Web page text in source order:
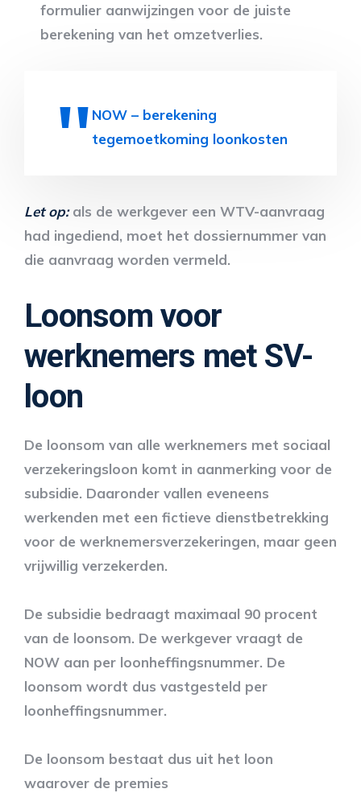
formulier aanwijzingen voor de juiste
berekening van het omzetverlies.
NOW – berekening
tegemoetkoming loonkosten
Let op:als de werkgever een WTV-aanvraag
had ingediend, moet het dossiernummer van
die aanvraag worden vermeld.
Loonsom voor
werknemers met SV-
loon
De loonsom van alle werknemers met sociaal
verzekeringsloon komt in aanmerking voor de
subsidie. Daaronder vallen eveneens
werkenden met een fictieve dienstbetrekking
voor de werknemersverzekeringen, maar geen
vrijwillig verzekerden.
De subsidie bedraagt maximaal 90 procent
van de loonsom. De werkgever vraagt de
NOW aan per loonheffingsnummer. De
loonsom wordt dus vastgesteld per
loonheffingsnummer.
De loonsom bestaat dus uit het loon
waarover de premies